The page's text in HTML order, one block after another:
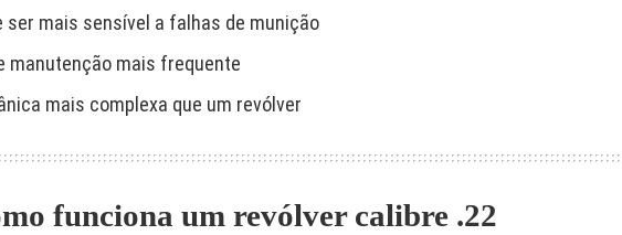
ser mais sensível a falhas de munição
manutenção mais frequente
mais complexa que um revólver
funciona um revólver calibre .22